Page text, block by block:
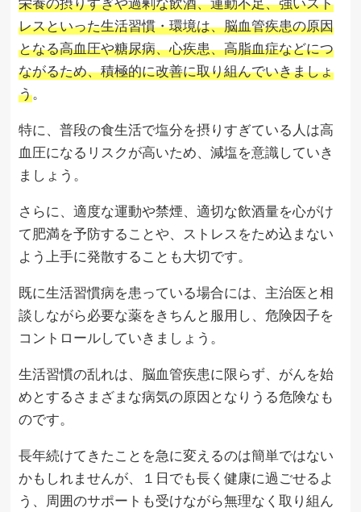
レスといった生活習慣・環境は、脳血管疾患の原因
となる高血圧や糖尿病、心疾患、高脂血症などにつ
ながるため、積極的に改善に取り組んでいきましょ
う。
特に、普段の食生活で塩分を摂りすぎている人は高
血圧になるリスクが高いため、減塩を意識していき
ましょう。
さらに、適度な運動や禁煙、適切な飲酒量を心がけ
て肥満を予防することや、ストレスをため込まない
よう上手に発散することも大切です。
既に生活習慣病を患っている場合には、主治医と相
談しながら必要な薬をきちんと服用し、危険因子を
コントロールしていきましょう。
生活習慣の乱れは、脳血管疾患に限らず、がんを始
めとするさまざまな病気の原因となりうる危険なも
のです。
長年続けてきたことを急に変えるのは簡単ではない
かもしれませんが、１日でも長く健康に過ごせるよ
う、周囲のサポートも受けながら無理なく取り組ん